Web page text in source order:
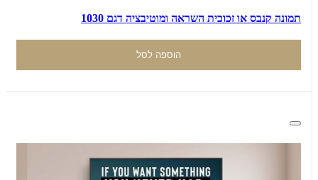
תמונה קנבס או זכוכית השראה ומוטיבציה דגם 1030
הוספה לסל